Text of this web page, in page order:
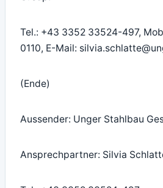
Tel.: +43 3352 33524-497,
0110, E-Mail:
(Ende)
Aussender: Unger Stahlbau
Ansprechpartner: Silvia